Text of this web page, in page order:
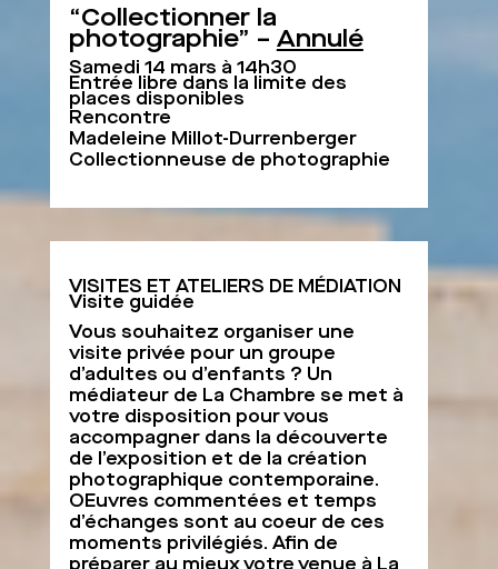
“Collectionner la
photographie” – Annulé
Samedi 14 mars à 14h30
Entrée libre dans la limite des
places disponibles
Rencontre
Madeleine Millot-Durrenberger
Collectionneuse de photographie
VISITES ET ATELIERS DE MÉDIATION
Visite guidée
Vous souhaitez organiser une
visite privée pour un groupe
d’adultes ou d’enfants ? Un
médiateur de La Chambre se met à
votre disposition pour vous
accompagner dans la découverte
de l’exposition et de la création
photographique contemporaine.
OEuvres commentées et temps
d’échanges sont au coeur de ces
moments privilégiés. Afin de
préparer au mieux votre venue à La